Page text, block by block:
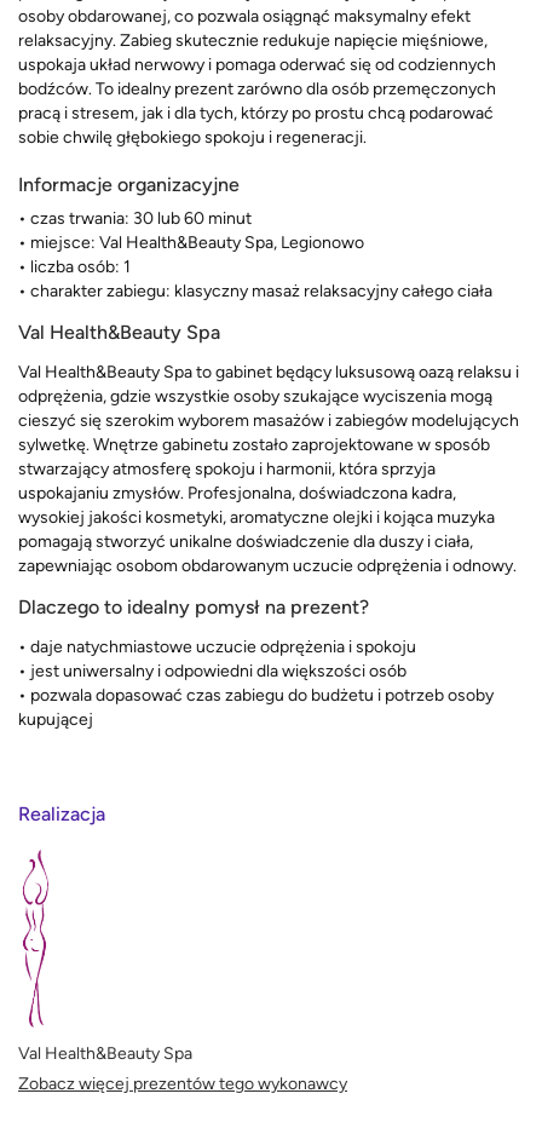
osoby obdarowanej, co pozwala osiągnąć maksymalny efekt
relaksacyjny. Zabieg skutecznie redukuje napięcie mięśniowe,
uspokaja układ nerwowy i pomaga oderwać się od codziennych
bodźców. To idealny prezent zarówno dla osób przemęczonych
pracą i stresem, jak i dla tych, którzy po prostu chcą podarować
sobie chwilę głębokiego spokoju i regeneracji.
Informacje organizacyjne
• czas trwania: 30 lub 60 minut
• miejsce: Val Health&Beauty Spa, Legionowo
• liczba osób: 1
• charakter zabiegu: klasyczny masaż relaksacyjny całego ciała
Val Health&Beauty Spa
Val Health&Beauty Spa to gabinet będący luksusową oazą relaksu i
odprężenia, gdzie wszystkie osoby szukające wyciszenia mogą
cieszyć się szerokim wyborem masażów i zabiegów modelujących
sylwetkę. Wnętrze gabinetu zostało zaprojektowane w sposób
stwarzający atmosferę spokoju i harmonii, która sprzyja
uspokajaniu zmysłów. Profesjonalna, doświadczona kadra,
wysokiej jakości kosmetyki, aromatyczne olejki i kojąca muzyka
pomagają stworzyć unikalne doświadczenie dla duszy i ciała,
zapewniając osobom obdarowanym uczucie odprężenia i odnowy.
Dlaczego to idealny pomysł na prezent?
• daje natychmiastowe uczucie odprężenia i spokoju
• jest uniwersalny i odpowiedni dla większości osób
• pozwala dopasować czas zabiegu do budżetu i potrzeb osoby
kupującej
Realizacja
Val Health&Beauty Spa
Zobacz więcej prezentów tego wykonawcy